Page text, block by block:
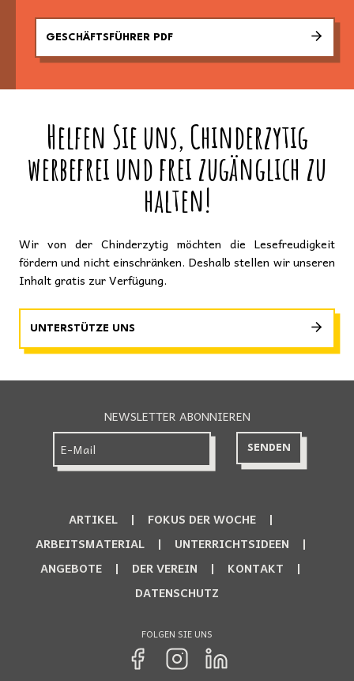
GESCHÄFTSFÜHRER PDF
Helfen Sie uns, Chinderzytig
werbefrei und frei zugänglich zu
halten!
Wir von der Chinderzytig möchten die Lesefreudigkeit
fördern und nicht einschränken. Deshalb stellen wir unseren
Inhalt gratis zur Verfügung.
UNTERSTÜTZE UNS
NEWSLETTER ABONNIEREN
ARTIKEL
FOKUS DER WOCHE
ARBEITSMATERIAL
UNTERRICHTSIDEEN
ANGEBOTE
DER VEREIN
KONTAKT
DATENSCHUTZ
FOLGEN SIE UNS